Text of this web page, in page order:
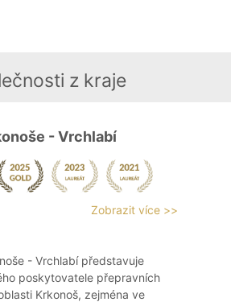
z kraje
- Vrchlabí
Zobrazit více >>
- Vrchlabí představuje
poskytovatele přepravních
Krkonoš, zejména ve